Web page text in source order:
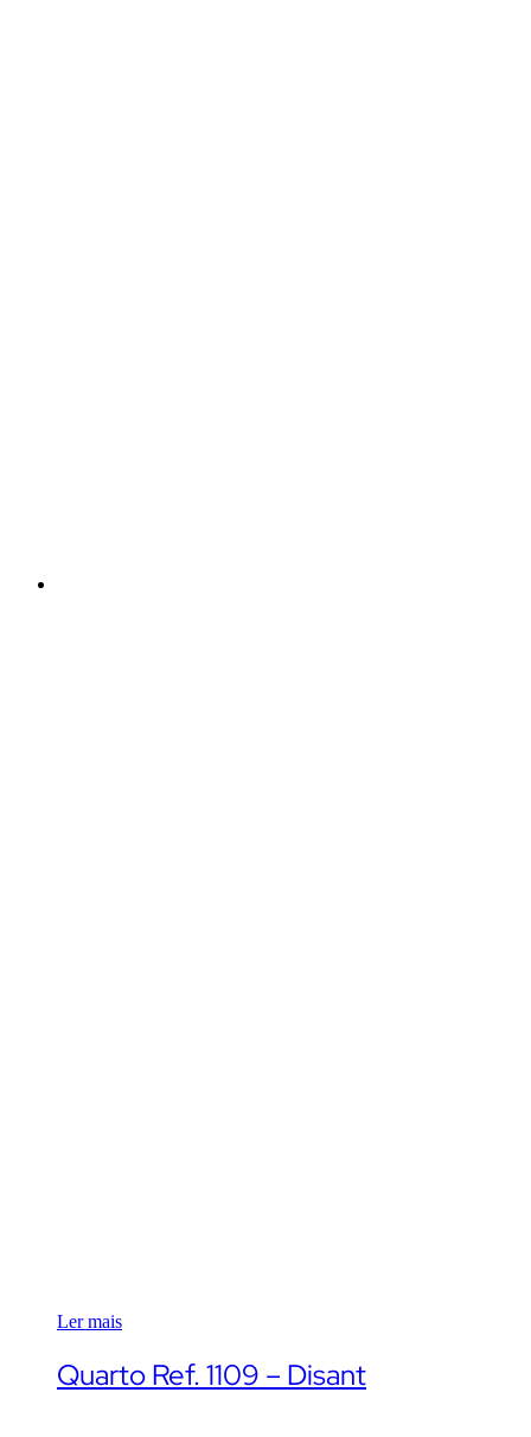
Ler mais
Quarto Ref. 1109 – Disant